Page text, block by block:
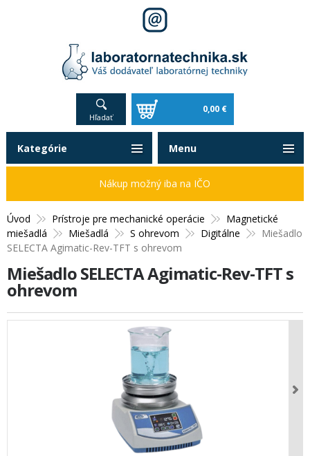
Hľadať
0,00 €
Úvod Prístroje pre mechanické operácie
Magnetické
miešadlá
Miešadlá S ohrevom Digitálne
Miešadlo
SELECTA Agimatic-Rev-TFT s ohrevom
Miešadlo SELECTA Agimatic-Rev-TFT s
ohrevom
Kategórie
Nákup možný iba na IČO
Menu